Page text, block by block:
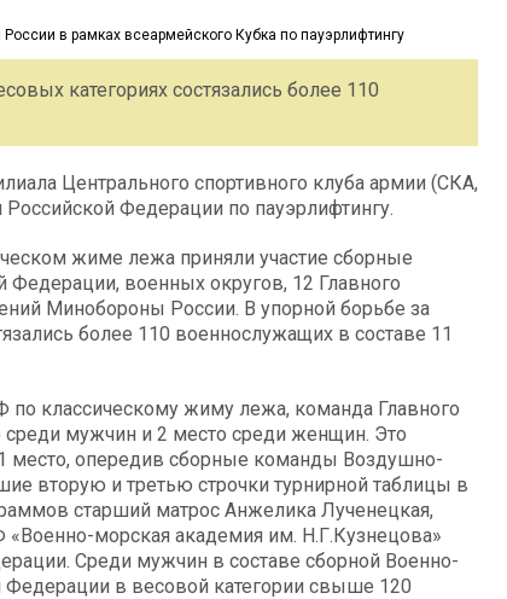
категориях состязались более 110
Центрального спортивного клуба армии (СКА,
Федерации по пауэрлифтингу.
жиме лежа приняли участие сборные
военных округов, 12 Главного
Минобороны России. В упорной борьбе за
более 110 военнослужащих в составе 11
классическому жиму лежа, команда Главного
мужчин и 2 место среди женщин. Это
место, опередив сборные команды Воздушно-
вторую и третью строчки турнирной таблицы в
старший матрос Анжелика Лученецкая,
морская академия им. Н.Г.Кузнецова»
Среди мужчин в составе сборной Военно-
в весовой категории свыше 120